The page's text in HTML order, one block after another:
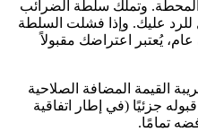
وتملك سلطة الضرائب
للرد عليك. وإذا فشلت السلطة
يُعتبر اعتراضك مقبولاً
القيمة المضافة الصلاحية
جزئيًا (في إطار اتفاقية
تمامًا.